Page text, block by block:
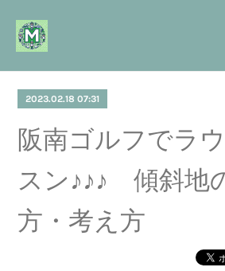
2023.02.18 07:31
阪南ゴルフでラ
スン♪♪♪ 傾斜地
方・考え方